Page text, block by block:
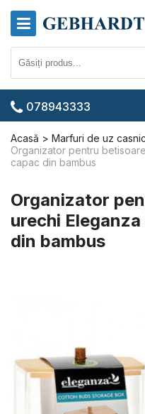
078943333
Acasă Marfuri de uz casnic
Organizator pentru
capac din bambus
Organizator
urechi
din bambus